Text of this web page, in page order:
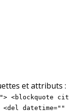
et attributs :
<blockquote
<del